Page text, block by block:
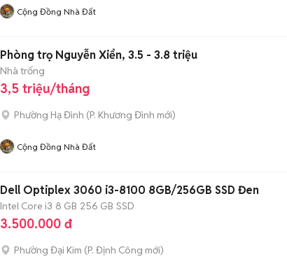
Cộng Đồng Nhà Đất
Phòng trọ Nguyễn Xiển, 3.5 - 3.8 triệu
Nhà trống
3,5 triệu/tháng
Phường Hạ Đình (P. Khương Đình mới)
Cộng Đồng Nhà Đất
Dell Optiplex 3060 i3-8100 8GB/256GB SSD Đen
Intel Core i3 8 GB 256 GB SSD
3.500.000 đ
Phường Đại Kim (P. Định Công mới)